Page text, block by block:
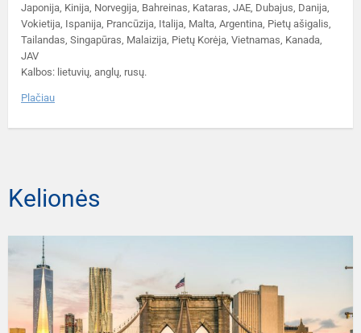
Japonija, Kinija, Norvegija, Bahreinas, Kataras, JAE, Dubajus, Danija,
Vokietija, Ispanija, Prancūzija, Italija, Malta, Argentina, Pietų ašigalis,
Tailandas, Singapūras, Malaizija, Pietų Korėja, Vietnamas, Kanada,
JAV
Kalbos: lietuvių, anglų, rusų.
Plačiau
Kelionės